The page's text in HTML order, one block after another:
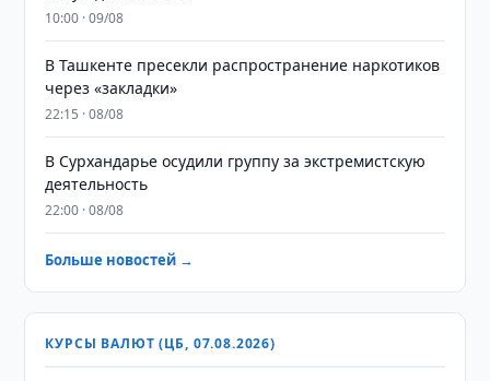
10:00 · 09/08
В Ташкенте пресекли распространение наркотиков
через «закладки»
22:15 · 08/08
В Сурхандарье осудили группу за экстремистскую
деятельность
22:00 · 08/08
Больше новостей →
КУРСЫ ВАЛЮТ (ЦБ, 07.08.2026)